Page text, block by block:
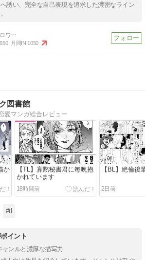
誘い、完全な自己表現を追求した濃密なライン
650 月間IN:1050
図書館
愛マンガ総合レビュー
か
【TL】寡黙秘書君に毎晩抱
かれています
18時間前
【BL】絶倫後
2日前
#tl
イント
ャンルと濃厚な描写力